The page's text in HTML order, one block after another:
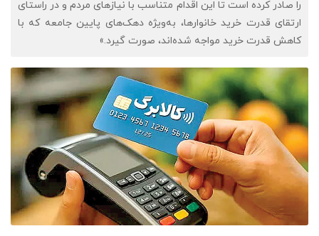
را صادر کرده است تا این اقدام متناسب با نیازهای مردم و در راستای
ارتقای قدرت خرید خانوارها، به‌ویژه دهک‌های پایین جامعه که با
کاهش قدرت خرید مواجه شده‌اند، صورت گیرد.»